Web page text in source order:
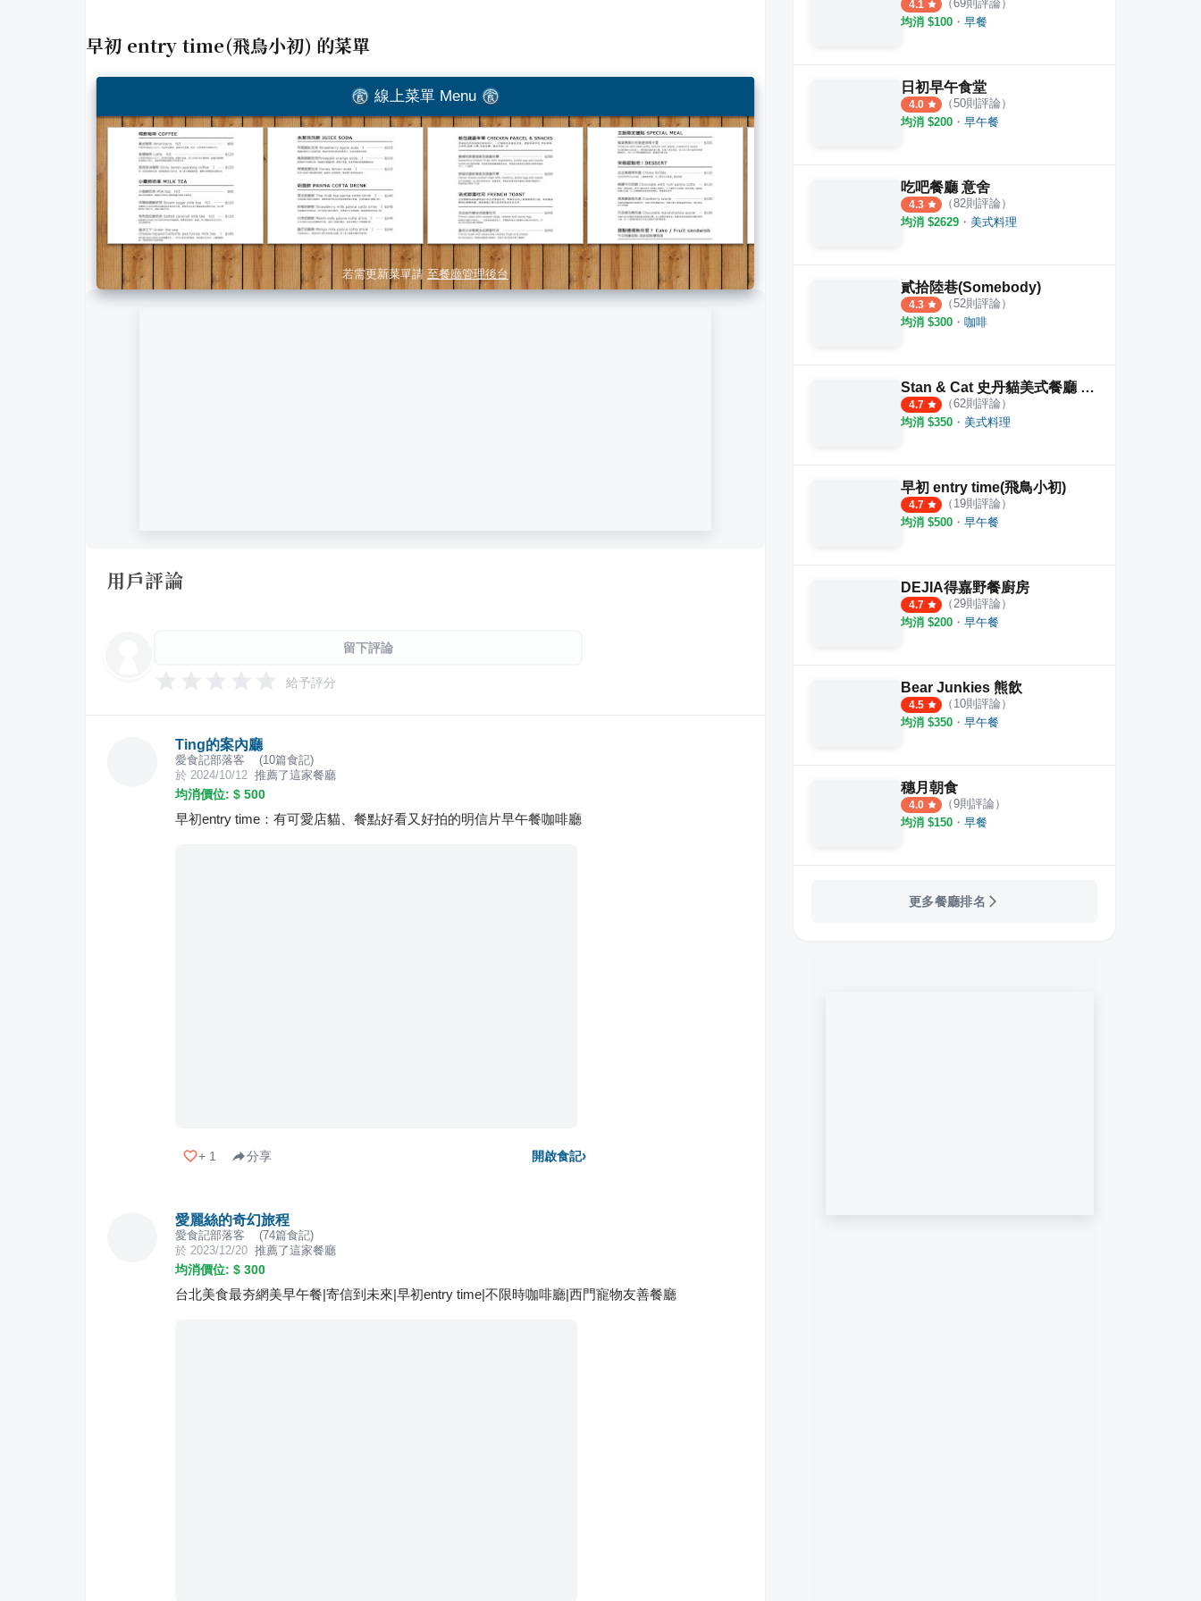
早初 entry time(飛鳥小初) 的菜單
線上菜單 Menu
若需更新菜單請 至餐廳管理後台
用戶評論
留下評論
給予評分
Ting的案內廳
愛食記部落客 (10篇食記)
於 2024/10/12 推薦了這家餐廳
均消價位: $ 500
早初entry time：有可愛店貓、餐點好看又好拍的明信片早午餐咖啡廳
+ 1 分享 開啟食記›
愛麗絲的奇幻旅程
愛食記部落客 (74篇食記)
於 2023/12/20 推薦了這家餐廳
均消價位: $ 300
台北美食最夯網美早午餐|寄信到未來|早初entry time|不限時咖啡廳|西門寵物友善餐廳
4.1 （69則評論）
均消 $100 ・ 早餐
日初早午食堂
4.0 （50則評論）
均消 $200 ・ 早午餐
吃吧餐廳 意舍
4.3 （82則評論）
均消 $2629 ・ 美式料理
貳拾陸巷(Somebody)
4.3 （52則評論）
均消 $300 ・ 咖啡
Stan & Cat 史丹貓美式餐廳 西門店
4.7 （62則評論）
均消 $350 ・ 美式料理
早初 entry time(飛鳥小初)
4.7 （ 19則評論）
均消 $500 ・ 早午餐
DEJIA得嘉野餐廚房
4.7 （29則評論）
均消 $200 ・ 早午餐
Bear Junkies 熊飲
4.5 （ 10則評論）
均消 $350 ・ 早午餐
穗月朝食
4.0 （9則評論）
均消 $150 ・ 早餐
更多餐廳排名